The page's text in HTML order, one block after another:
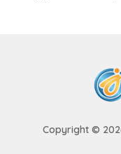
Copyright ©